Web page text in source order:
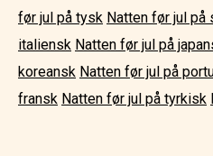
før jul på tysk Natten før jul på
italiensk Natten før jul på
koreansk Natten før jul på
fransk Natten før jul på tyrkisk